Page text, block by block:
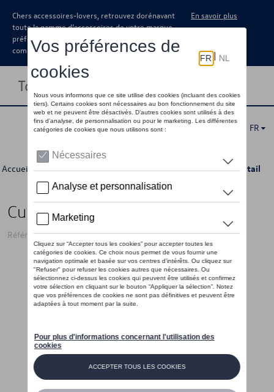
Chers accessoires-lovers, retrouvez dorénavant
toute la gamme d’accessoires de votre marque
préférée sous forme de catalogue à
commander auprès de votre concessionaire.
En savoir plus
Toggle navigation
FR
Accueil >Catalogue Volkswagen >Camping >Intérieur > Détail
Cuisine mobile
Référence: 7LA069630